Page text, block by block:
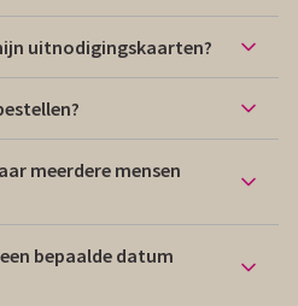
uitnodigingskaarten?
meerdere mensen
bepaalde datum